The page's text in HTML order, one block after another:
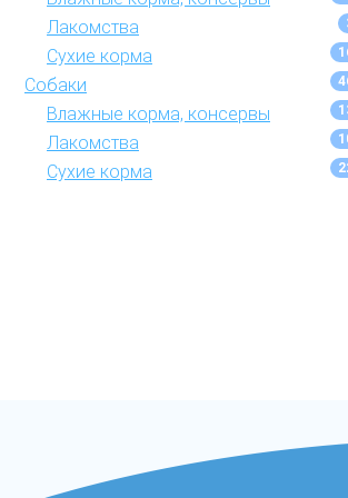
Лакомства
Сухие корма
Собаки
Влажные корма, консервы
Лакомства
Сухие корма